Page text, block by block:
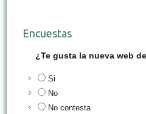
Encuestas
¿Te gusta la nueva web
Si
No
No contesta